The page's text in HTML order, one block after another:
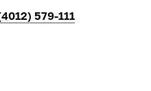
579-111